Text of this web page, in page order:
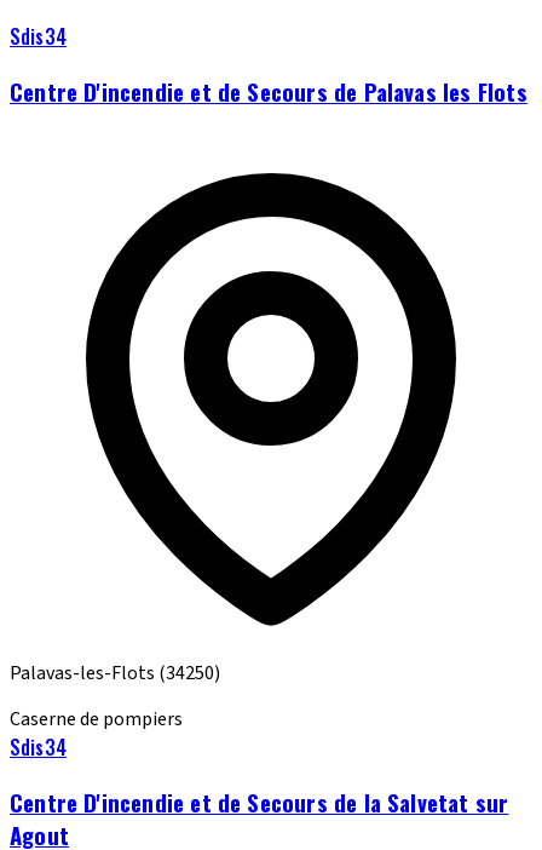
Sdis34
Centre D'incendie et de Secours de Palavas les Flots
Palavas-les-Flots (34250)
Caserne de pompiers
Sdis34
Centre D'incendie et de Secours de la Salvetat sur
Agout